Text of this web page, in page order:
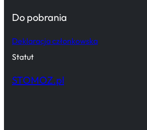
Do pobrania
Deklaracja członkowska
Statut
STOMOZ.pl